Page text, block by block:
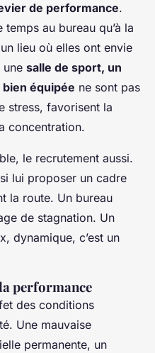
de performance.
au bureau qu’à la
lieu où elles ont envie
une salle de sport, un
équipée ne sont pas
stress, favorisent la
concentration.
le recrutement aussi.
lui proposer un cadre
la route. Un bureau
de stagnation. Un
dynamique, c’est un
performance
des conditions
Une mauvaise
permanente, un